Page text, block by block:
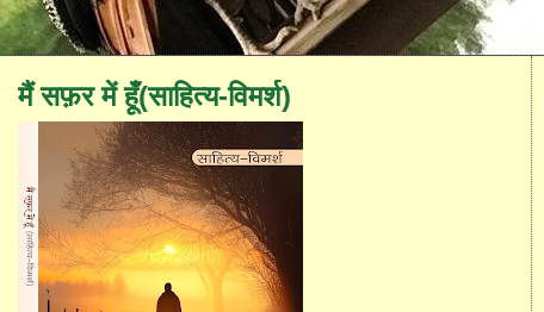
मैं सफ़र में हूँ(साहित्य-विमर्श)